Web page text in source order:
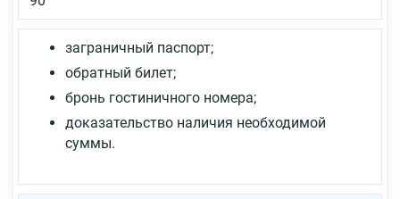
заграничный паспорт;
обратный билет;
бронь гостиничного номера;
доказательство наличия необходимой
суммы.